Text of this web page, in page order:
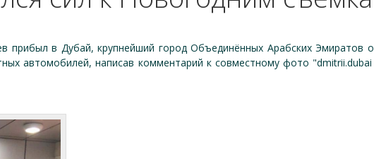
прибыл в Дубай, крупнейший город Объединённых Арабских Эмиратов
автомобилей, написав комментарий к совместному фото